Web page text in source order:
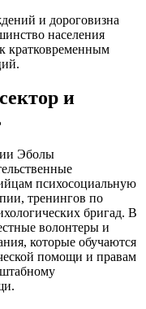
и дороговизна
населения
кратковременным
и
Эболы
психосоциальную
тренингов по
бригад. В
волонтеры и
которые обучаются
помощи и правам